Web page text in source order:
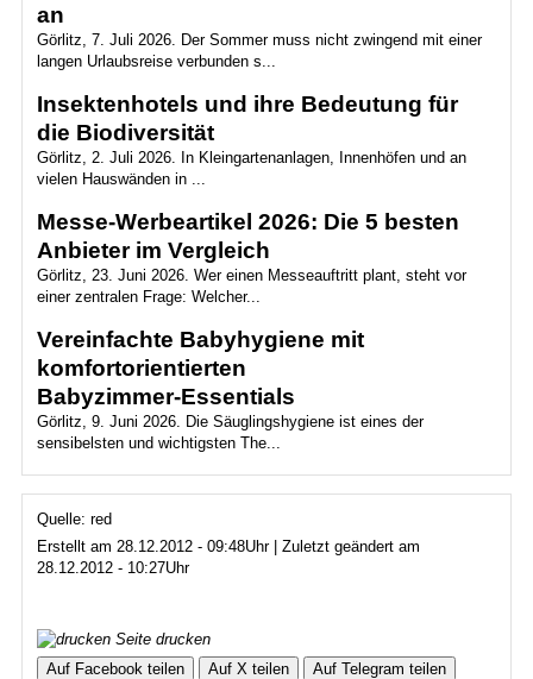
an
Görlitz, 7. Juli 2026. Der Sommer muss nicht zwingend mit einer
langen Urlaubsreise verbunden s...
Insektenhotels und ihre Bedeutung für
die Biodiversität
Görlitz, 2. Juli 2026. In Kleingartenanlagen, Innenhöfen und an
vielen Hauswänden in ...
Messe-Werbeartikel 2026: Die 5 besten
Anbieter im Vergleich
Görlitz, 23. Juni 2026. Wer einen Messeauftritt plant, steht vor
einer zentralen Frage: Welcher...
Vereinfachte Babyhygiene mit
komfortorientierten
Babyzimmer‑Essentials
Görlitz, 9. Juni 2026. Die Säuglingshygiene ist eines der
sensibelsten und wichtigsten The...
Quelle: red
Erstellt am 28.12.2012 - 09:48Uhr | Zuletzt geändert am
28.12.2012 - 10:27Uhr
Seite drucken
Auf Facebook teilen
Auf X teilen
Auf Telegram teilen